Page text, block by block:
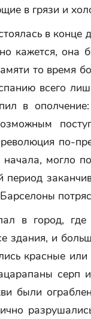
в грязи и
в
кажется, она
то время
всего
в
по-
могло
в город,
здания, и
красные
серп
были